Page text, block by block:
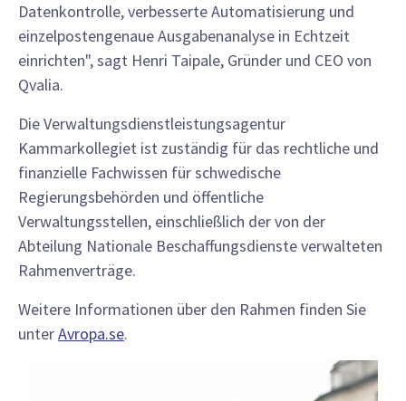
Datenkontrolle, verbesserte Automatisierung und
einzelpostengenaue Ausgabenanalyse in Echtzeit
einrichten", sagt Henri Taipale, Gründer und CEO von
Qvalia.
Die Verwaltungsdienstleistungsagentur
Kammarkollegiet ist zuständig für das rechtliche und
finanzielle Fachwissen für schwedische
Regierungsbehörden und öffentliche
Verwaltungsstellen, einschließlich der von der
Abteilung Nationale Beschaffungsdienste verwalteten
Rahmenverträge.
Weitere Informationen über den Rahmen finden Sie
unterAvropa.se.